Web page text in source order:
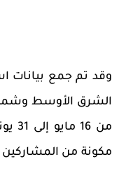
وقد تم جمع بيانات
الشرق الأوسط وشمال
مكونة من المشاركين